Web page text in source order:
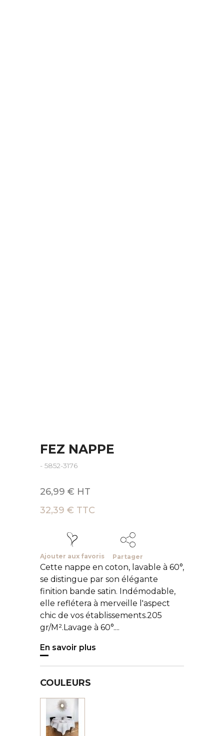
FEZ NAPPE
- 5852-3176
26,99 € HT
32,39 € TTC
Ajouter aux favoris Partager
Cette nappe en coton, lavable à 60°,
se distingue par son élégante
finition bande satin. Indémodable,
elle reflétera à merveille l'aspect
chic de vos établissements.205
gr/M².Lavage à 60°....
En savoir plus
COULEURS